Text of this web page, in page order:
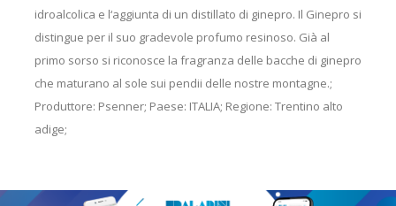
idroalcolica e l‘aggiunta di un distillato di ginepro. Il Ginepro si
distingue per il suo gradevole profumo resinoso. Già al
primo sorso si riconosce la fragranza delle bacche di ginepro
che maturano al sole sui pendii delle nostre montagne.;
Produttore: Psenner; Paese: ITALIA; Regione: Trentino alto
adige;